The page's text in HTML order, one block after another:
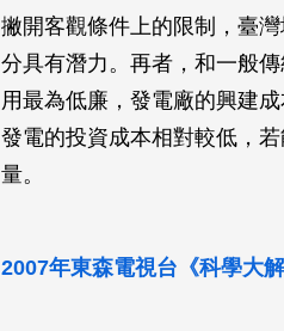
撇開客觀條件上的限制，臺
分具有潛力。再者，和一般
用最為低廉，發電廠的興建
發電的投資成本相對較低，
量。
2007年東森電視台《科學大